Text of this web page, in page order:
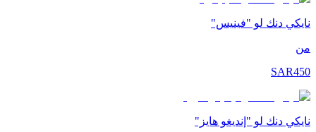
نايكي دنك لو "فينيس"
من
SAR450
نايكي دنك لو "إنديغو هايز"